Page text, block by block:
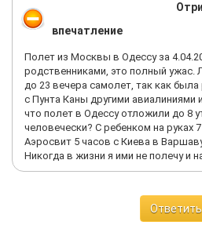
меньше обещанного. Так, что
не поддержать Якубовича (после 5
оценки персонала вполне
других отечественных
ЛЮФТГАНЗЫ, ТАЙСКИХ И
многочисленне положительные
впечатление
Полет из Москвы в Одессу за
родственниками, это полный ужас.
до 23 вечера самолет, так как
с Пунта Каны другими авиалиниями
что полет в Одессу отложили до 8
человечески? С ребенком на руках
Аэросвит 5 часов с Киева в
Никогда в жизни я ими не полечу и
Ответить